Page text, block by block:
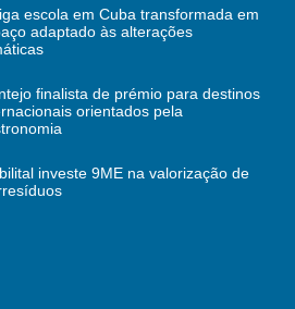
escola em Cuba transformada em
adaptado às alterações
finalista de prémio para destinos
orientados pela
investe 9ME na valorização de